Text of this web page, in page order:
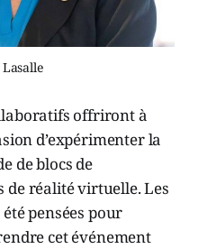
offriront à
d’expérimenter la
de blocs de
de réalité virtuelle. Les
pensées pour
cet événement